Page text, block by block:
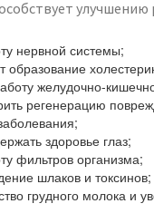
нервной системы;
образование
желудочно-
регенерацию
здоровье глаз;
фильтров организма;
шлаков и токсинов;
грудного молока и